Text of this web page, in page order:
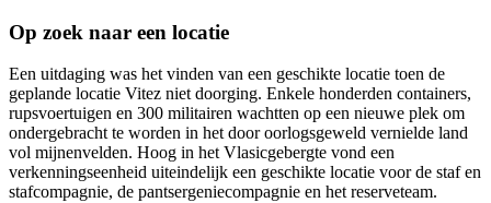
Op zoek naar een locatie
Een uitdaging was het vinden van een geschikte locatie toen de
geplande locatie Vitez niet doorging. Enkele honderden containers,
rupsvoertuigen en 300 militairen wachtten op een nieuwe plek om
ondergebracht te worden in het door oorlogsgeweld vernielde land
vol mijnenvelden. Hoog in het Vlasicgebergte vond een
verkenningseenheid uiteindelijk een geschikte locatie voor de staf en
stafcompagnie, de pantsergeniecompagnie en het reserveteam.